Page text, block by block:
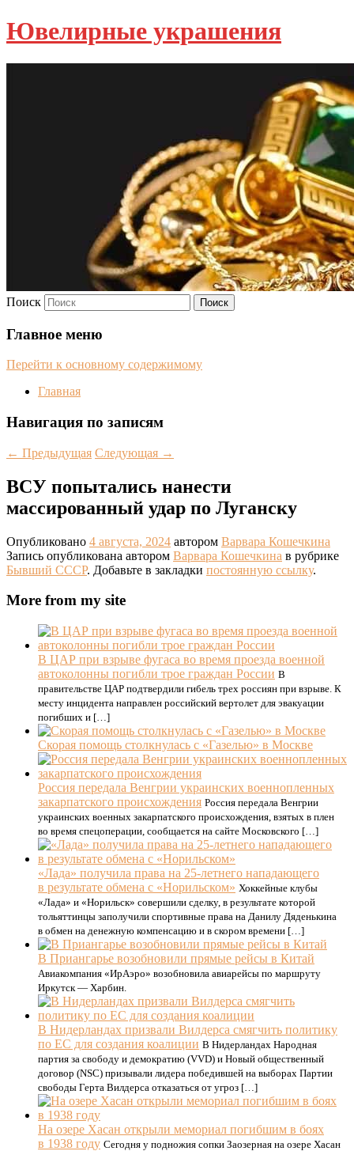
Ювелирные украшения
Поиск
Главное меню
Перейти к основному содержимому
Главная
Навигация по записям
← Предыдущая Следующая →
ВСУ попытались нанести
массированный удар по Луганску
Опубликовано 4 августа, 2024 автором Варвара Кошечкина
Запись опубликована автором Варвара Кошечкина в рубрике
Бывший СССР. Добавьте в закладки постоянную ссылку.
More from my site
В ЦАР при взрыве фугаса во время проезда военной
автоколонны погибли трое граждан России В
правительстве ЦАР подтвердили гибель трех россиян при взрыве. К
месту инцидента направлен российский вертолет для эвакуации
погибших и […]
Скорая помощь столкнулась с «Газелью» в Москве
Россия передала Венгрии украинских военнопленных
закарпатского происхождения Россия передала Венгрии
украинских военных закарпатского происхождения, взятых в плен
во время спецоперации, сообщается на сайте Московского […]
«Лада» получила права на 25-летнего нападающего
в результате обмена с «Норильском» Хоккейные клубы
«Лада» и «Норильск» совершили сделку, в результате которой
тольяттинцы заполучили спортивные права на Данилу Дяденькина
в обмен на денежную компенсацию и в скором времени […]
В Приангарье возобновили прямые рейсы в Китай
Авиакомпания «ИрАэро» возобновила авиарейсы по маршруту
Иркутск — Харбин.
В Нидерландах призвали Вилдерса смягчить политику
по ЕС для создания коалиции В Нидерландах Народная
партия за свободу и демократию (VVD) и Новый общественный
договор (NSC) призывали лидера победившей на выборах Партии
свободы Герта Вилдерса отказаться от угроз […]
На озере Хасан открыли мемориал погибшим в боях
в 1938 году Сегодня у подножия сопки Заозерная на озере Хасан